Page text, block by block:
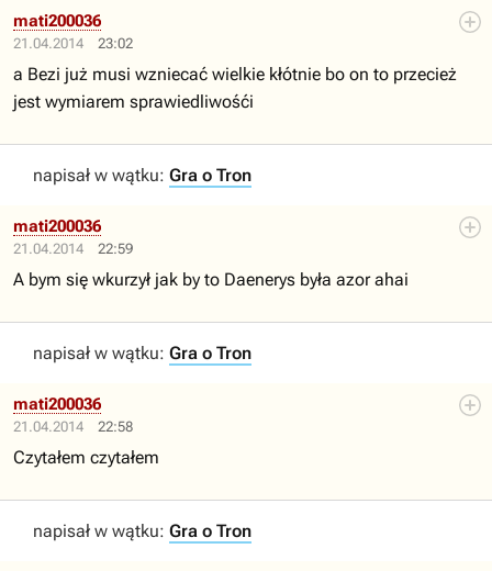
21.04.2014 23:02
mati200036
a Bezi już musi wzniecać wielkie kłótnie bo on to przecież
jest wymiarem sprawiedliwośći
napisał w wątku: Gra o Tron
21.04.2014 22:59
mati200036
A bym się wkurzył jak by to Daenerys była azor ahai
napisał w wątku: Gra o Tron
21.04.2014 22:58
mati200036
Czytałem czytałem
napisał w wątku: Gra o Tron